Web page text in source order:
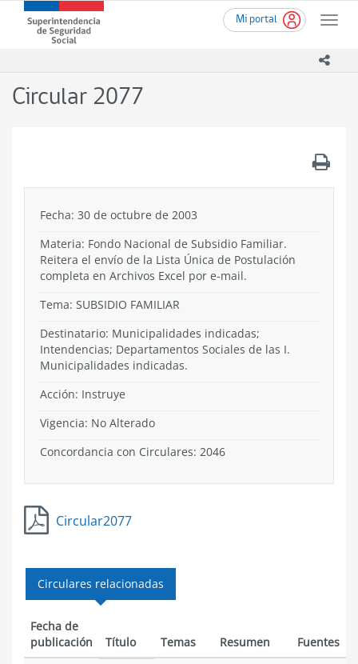
contenido
Mi portal
Toggle
Superintendencia
de
-
Circular 2077
Fecha: 30 de octubre de 2003
Materia: Fondo Nacional de Subsidio Familiar.
Reitera el envío de la Lista Única de Postulación
completa en Archivos Excel por e-mail.
Tema: SUBSIDIO FAMILIAR
Destinatario: Municipalidades indicadas;
Intendencias; Departamentos Sociales de las I.
Municipalidades indicadas.
Acción: Instruye
Vigencia: No Alterado
Concordancia con Circulares: 2046
Circular2077
Circulares relacionadas
Fecha de
publicación
Título Temas Resumen
Fuentes